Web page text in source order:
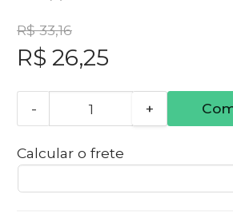
R$ 33,16
R$ 26,25
- +
Calcular o frete